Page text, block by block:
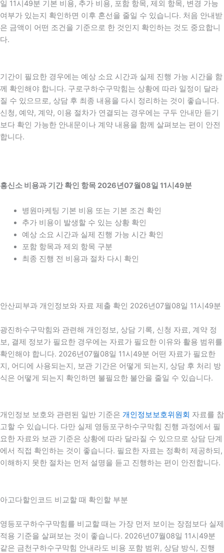
일 11시49분 기본 비용, 추가 비용, 포함 항목, 제외 항목, 변경 가능
여부가 있는지 확인하면 이후 혼선을 줄일 수 있습니다. 처음 안내받
은 금액이 어떤 조건을 기준으로 한 것인지 확인하는 것도 중요합니
다.
기간이 필요한 경우에는 예상 소요 시간과 실제 진행 가능 시간을 함
께 확인해야 합니다. 구로구하수구막힘는 상황에 따라 일정이 달라
질 수 있으므로, 상담 후 최종 내용을 다시 정리하는 것이 좋습니다.
신청, 예약, 계약, 이용 절차가 연결되는 경우에는 구두 안내만 듣기
보다 확인 가능한 안내문이나 계약 내용을 함께 살펴보는 편이 안전
합니다.
흥신소 비용과 기간 확인 항목 2026년07월08일 11시49분
병원마케팅 기본 비용 또는 기본 조건 확인
추가 비용이 발생할 수 있는 상황 확인
예상 소요 시간과 실제 진행 가능 시간 확인
포함 항목과 제외 항목 구분
최종 진행 전 비용과 절차 다시 확인
안산피부과 개인정보와 자료 제출 확인 2026년07월08일 11시49분
광진하수구막힘와 관련해 개인정보, 상담 기록, 신청 자료, 계약 정
보, 결제 정보가 필요한 경우에는 자료가 필요한 이유와 활용 범위를
확인해야 합니다. 2026년07월08일 11시49분 어떤 자료가 필요한
지, 어디에 사용되는지, 보관 기간은 어떻게 되는지, 상담 후 처리 방
식은 어떻게 되는지 확인하면 불필요한 불안을 줄일 수 있습니다.
개인정보 보호와 관련된 일반 기준은 개인정보보호위원회 자료를 참
고할 수 있습니다. 다만 실제 영등포구하수구막힘 진행 과정에서 필
요한 자료와 보관 기준은 상황에 따라 달라질 수 있으므로 상담 단계
에서 직접 확인하는 것이 좋습니다. 필요한 자료는 정확히 제공하되,
이해하지 못한 절차는 먼저 설명을 듣고 진행하는 편이 안전합니다.
아고다할인코드 비교할 때 확인할 부분
영등포구하수구막힘를 비교할 때는 가장 먼저 보이는 장점보다 실제
적용 기준을 살펴보는 것이 좋습니다. 2026년07월08일 11시49분
같은 금천구하수구막힘 안내라도 비용 포함 범위, 상담 방식, 진행